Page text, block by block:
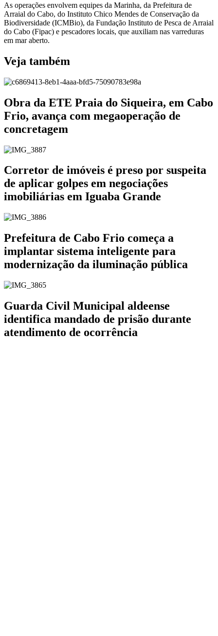
As operações envolvem equipes da Marinha, da Prefeitura de
Arraial do Cabo, do Instituto Chico Mendes de Conservação da
Biodiversidade (ICMBio), da Fundação Instituto de Pesca de Arraial
do Cabo (Fipac) e pescadores locais, que auxiliam nas varreduras
em mar aberto.
Veja também
Obra da ETE Praia do Siqueira, em Cabo
Frio, avança com megaoperação de
concretagem
Corretor de imóveis é preso por suspeita
de aplicar golpes em negociações
imobiliárias em Iguaba Grande
Prefeitura de Cabo Frio começa a
implantar sistema inteligente para
modernização da iluminação pública
Guarda Civil Municipal aldeense
identifica mandado de prisão durante
atendimento de ocorrência